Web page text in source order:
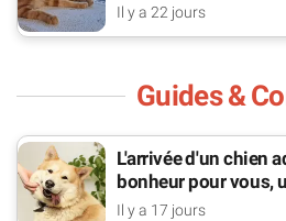
bat pour lui
Il y a 22 jours
Guides &
L'arrivée d'un chien
bonheur pour vous,
pour lui
Il y a 17 jours